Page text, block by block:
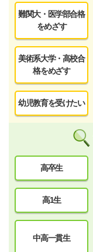
難関大・医学部合格
をめざす
美術系大学・高校合
格をめざす
幼児教育を受けたい
高卒生
高1生
中高一貫生